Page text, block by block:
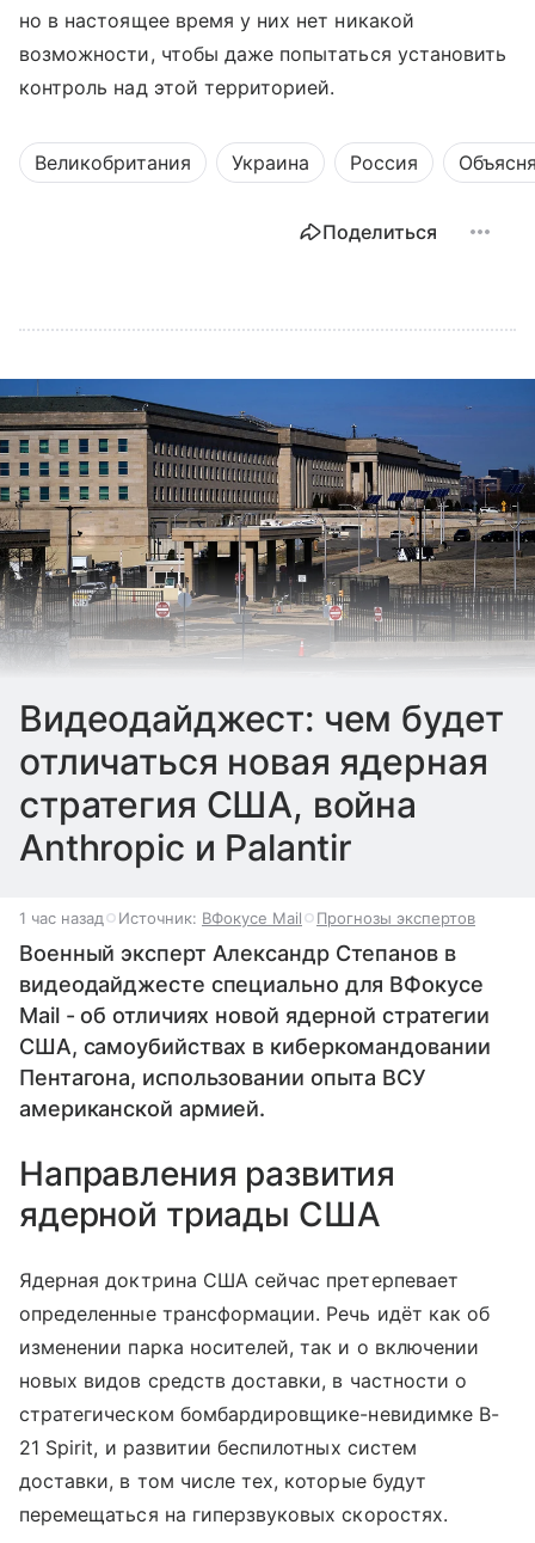
но в настоящее время у них нет никакой
возможности, чтобы даже попытаться установить
контроль над этой территорией.
Великобритания Украина Россия
Поделиться
Видеодайджест: чем будет
отличаться новая ядерная
стратегия США, война
Anthropic и Palantir
1 час назад Источник: ВФокусе Mail Прогнозы экспертов
Военный эксперт Александр Степанов в
видеодайджесте специально для ВФокусе
Mail - об отличиях новой ядерной стратегии
США, самоубийствах в киберкомандовании
Пентагона, использовании опыта ВСУ
американской армией.
Направления развития
ядерной триады США
Ядерная доктрина США сейчас претерпевает
определенные трансформации. Речь идёт как об
изменении парка носителей, так и о включении
новых видов средств доставки, в частности о
стратегическом бомбардировщике-невидимке B-
21 Spirit, и развитии беспилотных систем
доставки, в том числе тех, которые будут
перемещаться на гиперзвуковых скоростях.